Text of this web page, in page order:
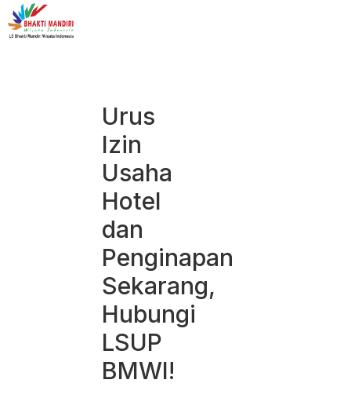
Urus
Izin
Usaha
Hotel
dan
Penginapan
Sekarang,
Hubungi
LSUP
BMWI!